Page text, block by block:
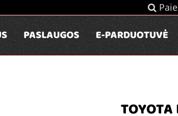
PASLAUGOS E-PARDUOTUVĖ